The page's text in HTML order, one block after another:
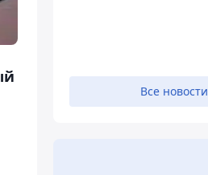
Все новости